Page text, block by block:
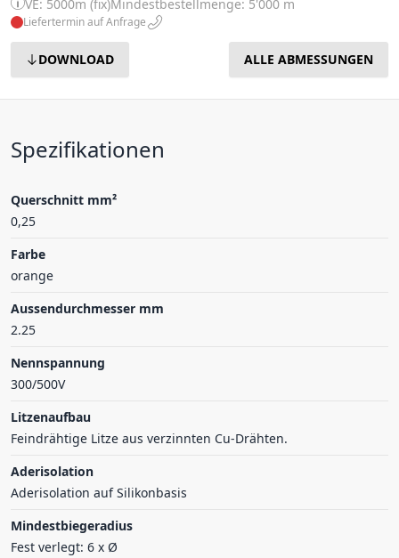
VE: 5000m (fix)Mindestbestellmenge: 5'000 m
Liefertermin auf Anfrage
DOWNLOAD ALLE ABMESSUNGEN
Spezifikationen
Querschnitt mm²
0,25
Farbe
orange
Aussendurchmesser mm
2.25
Nennspannung
300/500V
Litzenaufbau
Feindrähtige Litze aus verzinnten Cu-Drähten.
Aderisolation
Aderisolation auf Silikonbasis
Mindestbiegeradius
Fest verlegt: 6 x Ø